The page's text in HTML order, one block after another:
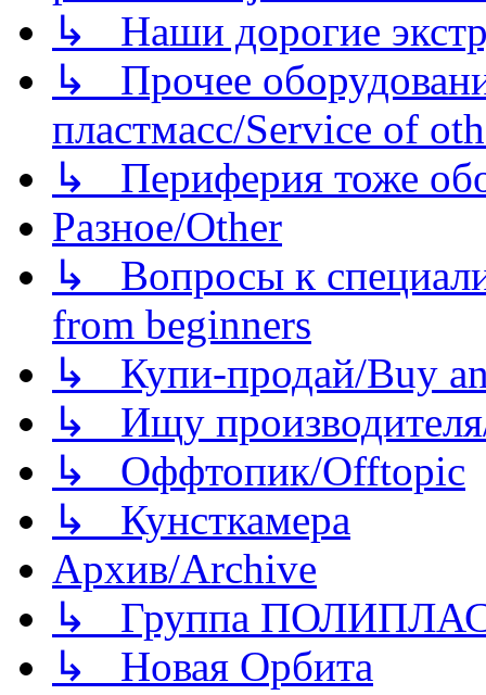
↳ Наши дорогие
↳ Прочее
пластмасс/Service of
↳ Периферия тоже
Разное/Other
↳ Вопросы к
from beginners
↳ Купи-продай/Buy
↳ Ищу
↳ Оффтопик/Offtopic
↳ Кунсткамера
Архив/Archive
↳ Группа
↳ Новая Орбита